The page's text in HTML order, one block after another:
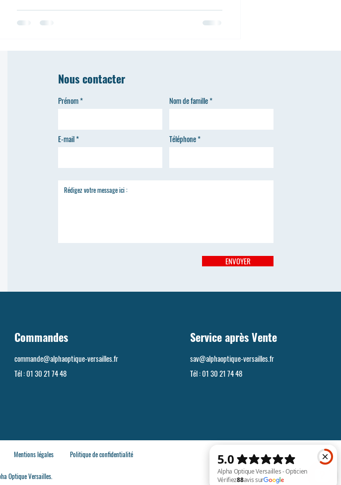
revient souvent chez nos clients :Combien de temps faut-il pour
s’habituer à ses nouvelles lunettes ?
Nous contacter
Prénom
E-mail
Nom de famille
Téléphone
ENVOYER
Commandes
commande@alphaoptique-versailles.fr
Tél :01 30 21 74 48
Service après Vente
sav@alphaoptique-versailles.fr
Tél :01 30 21 74 48
Mentions légales Politique de confidentialité
Optique Versailles.